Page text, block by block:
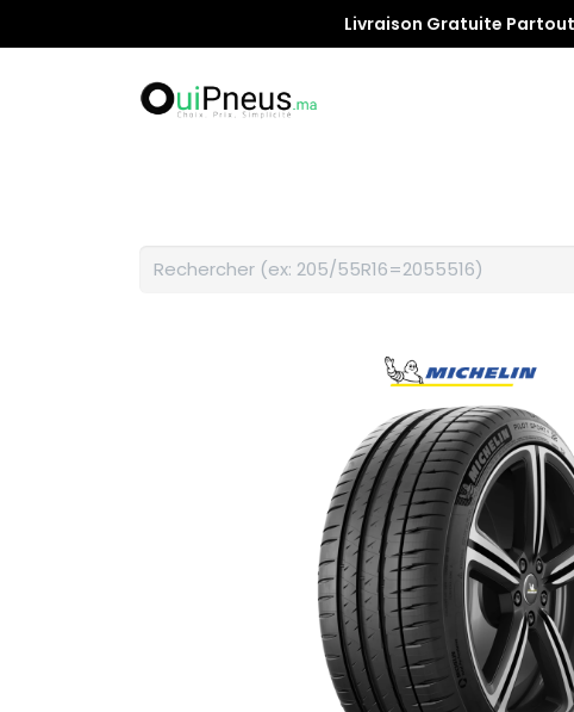
Livraison Gratuite